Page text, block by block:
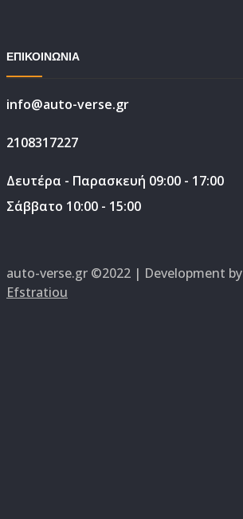
ΕΠΙΚΟΙΝΩΝΙΑ
info@auto-verse.gr
2108317227
Δευτέρα - Παρασκευή 09:00 - 17:00
Σάββατο 10:00 - 15:00
auto-verse.gr ©2022 | Development by
Efstratiou